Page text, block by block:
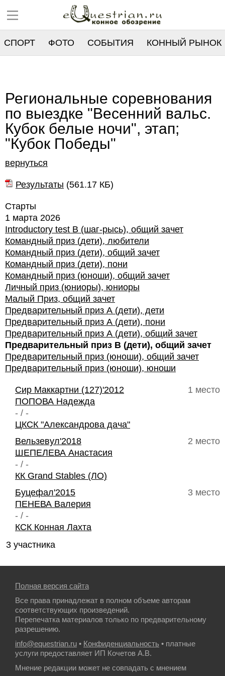
СПОРТ ФОТО СОБЫТИЯ КОННЫЙ РЫНОК
Региональные соревнования
по выездке "Весенний вальс.
Кубок белые ночи", этап;
"Кубок Победы"
вернуться
Результаты (561.17 КБ)
Старты
1 марта 2026
Introductory test B (шаг-рысь), общий зачет
Командный приз (дети), любители
Командный приз (дети), общий зачет
Командный приз (дети), пони
Командный приз (юноши), общий зачет
Личный приз (юниоры), юниоры
Малый Приз, общий зачет
Предварительный приз А (дети), дети
Предварительный приз А (дети), пони
Предварительный приз А (дети), общий зачет
Предварительный приз В (дети), общий зачет
Предварительный приз (юноши), общий зачет
Предварительный приз (юноши), юноши
1 место
Сир Маккартни (127)'2012
ПОПОВА Надежда
- / -
ЦКСК "Александрова дача"
2 место
Вельзевул'2018
ШЕПЕЛЕВА Анастасия
- / -
КК Grand Stables (ЛО)
3 место
Буцефал'2015
ПЕНЕВА Валерия
- / -
КСК Конная Лахта
3 участника
Полная версия сайта
Все права принадлежат в полном объеме авторам
соответствующих произведений.
Перепечатка материалов только по предварительному
разрешению.
info@equestrian.ru • Конфиденциальность • платные
услуги предоставляет ИП Кочетов А.В.
Мнение редакции может не совпадать с мнением